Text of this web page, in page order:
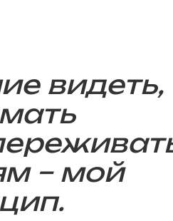
видеть,
– мой